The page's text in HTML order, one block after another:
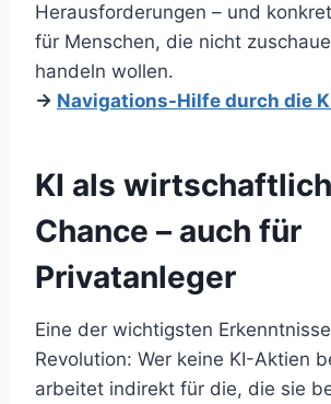
Herausforderungen – und
für Menschen, die nicht
handeln wollen.
→ Navigations-Hilfe durch die
KI als
Chance – auch für
Privatanleger
Eine der wichtigsten
Revolution: Wer keine KI-Aktien
arbeitet indirekt für die, die sie